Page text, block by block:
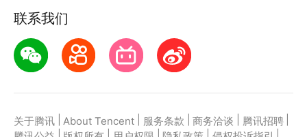
联系我们
关于腾讯 About Tencent 服务条款 商务洽谈 腾讯招聘